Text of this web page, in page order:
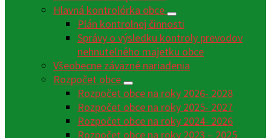
Hlavná kontrolórka obce
Plán kontrolnej činnosti
Správy o výsledku kontroly prevodov
nehnuteľného majetku obce
Všeobecne záväzné nariadenia
Rozpočet obce
Rozpočet obce na roky 2026- 2028
Rozpočet obce na roky 2025- 2027
Rozpočet obce na roky 2024- 2026
Rozpočet obce na roky 2023 – 2025